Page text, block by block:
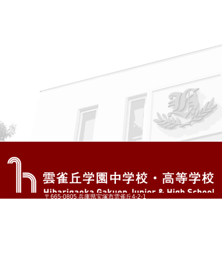
〒665-0805 兵庫県宝塚市雲雀丘4-2-1